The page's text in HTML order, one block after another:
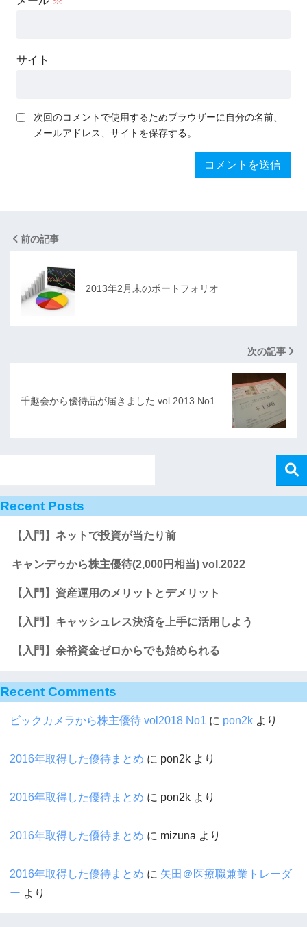
サイト
次回のコメントで使用するためブラウザーに自分の名前、
メールアドレス、サイトを保存する。
前の記事
2013年2月末のポートフォリオ
次の記事
千趣会から優待品が届きました vol.2013 No1
Recent Posts
【入門】ネットで投資が当たり前
キャンデゥから株主優待(2,000円相当) vol.2022
【入門】資産運用のメリットとデメリット
【入門】キャッシュレス決済を上手に活用しよう
【入門】余裕資金ゼロからでも始められる
Recent Comments
ビックカメラから株主優待 vol2018 No1 に pon2k より
2016年取得した優待まとめ に pon2k より
2016年取得した優待まとめ に pon2k より
2016年取得した優待まとめ に mizuna より
2016年取得した優待まとめ に 矢田＠医療職兼業トレーダ
ー より